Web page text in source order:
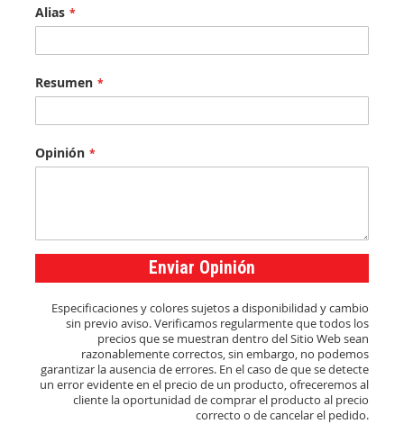
Alias
Resumen
Opinión
Enviar Opinión
Especificaciones y colores sujetos a disponibilidad y cambio
sin previo aviso. Verificamos regularmente que todos los
precios que se muestran dentro del Sitio Web sean
razonablemente correctos, sin embargo, no podemos
garantizar la ausencia de errores. En el caso de que se detecte
un error evidente en el precio de un producto, ofreceremos al
cliente la oportunidad de comprar el producto al precio
correcto o de cancelar el pedido.